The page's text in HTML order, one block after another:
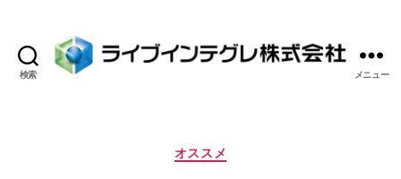
検索
イ
メニュー
カ
オススメ